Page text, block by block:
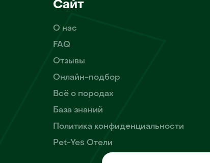
Сайт
О нас
FAQ
Отзывы
Онлайн-подбор
Всё о породах
База знаний
Политика конфиденциальности
Pet-Yes Отели